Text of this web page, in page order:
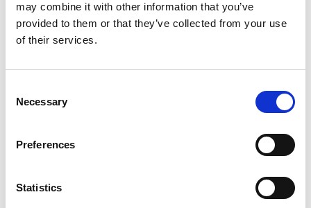
may combine it with other information that you’ve
provided to them or that they’ve collected from your use
of their services.
Selection
Necessary
Preferences
Statistics
Site
de volgende keer wanneer ik een reactie plaats.